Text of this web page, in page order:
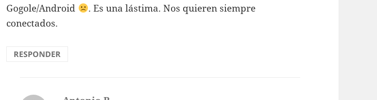
Gogole/Android
. Es una lástima. Nos quieren siempre
conectados.
RESPONDER